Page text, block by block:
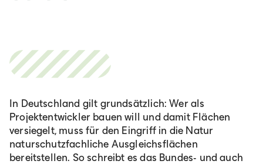
In Deutschland gilt grundsätzlich: Wer als
Projektentwickler bauen will und damit Flächen
versiegelt, muss für den Eingriff in die Natur
naturschutzfachliche Ausgleichsflächen
bereitstellen. So schreibt es das Bundes- und auch